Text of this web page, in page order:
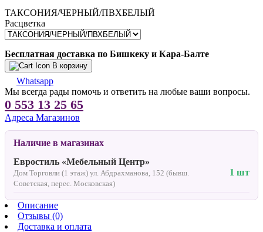
ТАКСОНИЯ/ЧЕРНЫЙ/ПВХБЕЛЫЙ
Расцветка
Бесплатная доставка по Бишкеку и Кара-Балте
В корзину
Whatsapp
Мы всегда рады помочь и ответить на любые ваши вопросы.
0 553 13 25 65
Адреса Магазинов
Наличие в магазинах
Евростиль «Мебельный Центр»
Дом Торговли (1 этаж) ул. Абдрахманова, 152 (бывш.
Советская, перес. Московская)
1 шт
Описание
Отзывы (0)
Доставка и оплата